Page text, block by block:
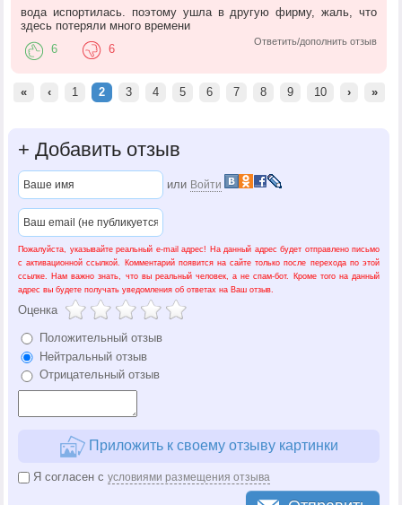
вода испортилась. поэтому ушла в другую фирму, жаль, что
здесь потеряли много времени
Ответить/дополнить отзыв
6 6
« ‹ 1 2 3 4 5 6 7 8 9 10 › »
+ Добавить отзыв
или Войти
Пожалуйста, указывайте реальный e-mail адрес! На данный адрес будет отправлено письмо
с активационной ссылкой. Комментарий появится на сайте только после перехода по этой
ссылке. Нам важно знать, что вы реальный человек, а не спам-бот. Кроме того на данный
адрес вы будете получать уведомления об ответах на Ваш отзыв.
Оценка
Положительный отзыв
Нейтральный отзыв
Отрицательный отзыв
Приложить к своему отзыву картинки
Я согласен с условиями размещения отзыва